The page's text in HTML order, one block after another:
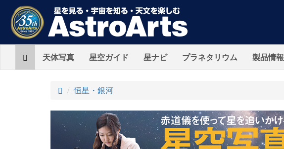
Home天体写真 星空ガイド 星ナビ プラネタリウム 製品情報
ト
プ
恒星・銀河